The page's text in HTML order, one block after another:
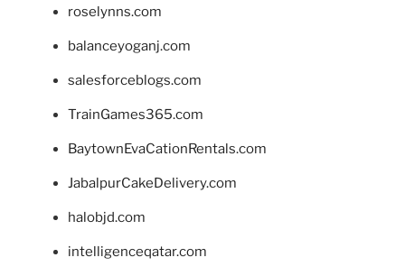
roselynns.com
balanceyoganj.com
salesforceblogs.com
TrainGames365.com
BaytownEvaCationRentals.com
JabalpurCakeDelivery.com
halobjd.com
intelligenceqatar.com